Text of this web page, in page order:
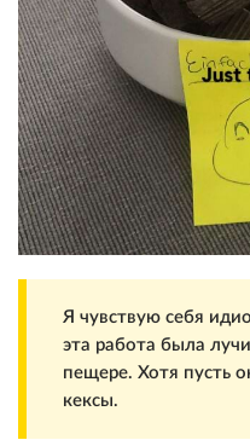
Я чувствую себя
эта работа была
пещере. Хотя пусть
кексы.